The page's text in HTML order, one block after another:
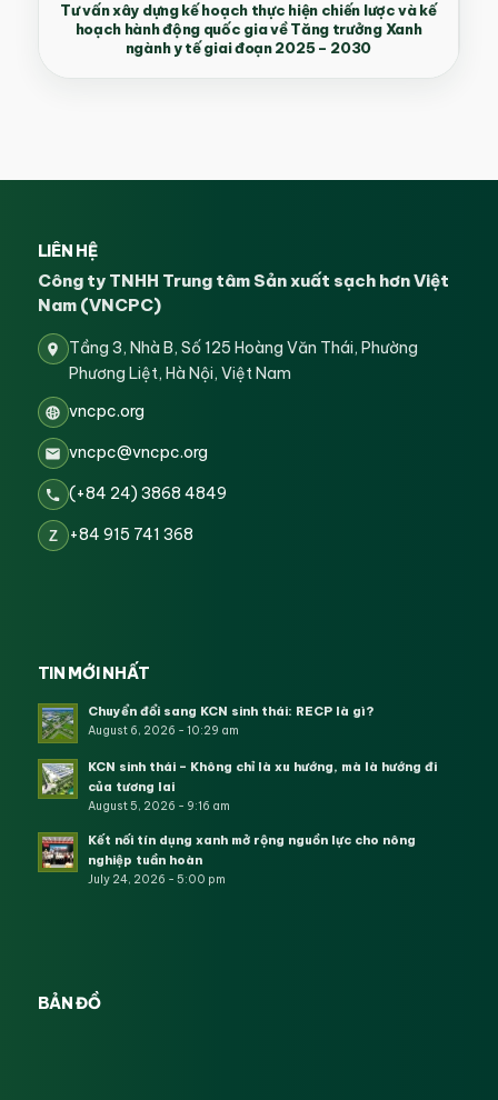
Tư vấn xây dựng kế hoạch thực hiện chiến lược và kế
hoạch hành động quốc gia về Tăng trưởng Xanh
ngành y tế giai đoạn 2025 – 2030
LIÊN HỆ
Công ty TNHH Trung tâm Sản xuất sạch hơn Việt
Nam (VNCPC)
Tầng 3, Nhà B, Số 125 Hoàng Văn Thái, Phường
Phương Liệt, Hà Nội, Việt Nam
vncpc.org
vncpc@vncpc.org
(+84 24) 3868 4849
Z +84 915 741 368
TIN MỚI NHẤT
Chuyển đổi sang KCN sinh thái: RECP là gì?
August 6, 2026 - 10:29 am
KCN sinh thái – Không chỉ là xu hướng, mà là hướng đi
của tương lai
August 5, 2026 - 9:16 am
Kết nối tín dụng xanh mở rộng nguồn lực cho nông
nghiệp tuần hoàn
July 24, 2026 - 5:00 pm
BẢN ĐỒ